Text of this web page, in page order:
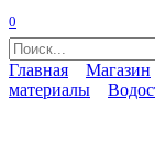
0
Search
for:
Главная Магазин
материалы